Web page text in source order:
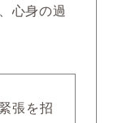
心身の過
張を招